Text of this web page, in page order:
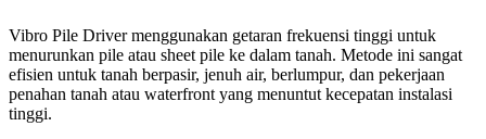
Vibro Pile Driver menggunakan getaran frekuensi tinggi untuk
menurunkan pile atau sheet pile ke dalam tanah. Metode ini sangat
efisien untuk tanah berpasir, jenuh air, berlumpur, dan pekerjaan
penahan tanah atau waterfront yang menuntut kecepatan instalasi
tinggi.